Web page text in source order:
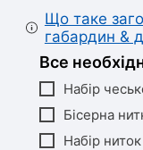
Що таке
габардин &
Все
Набір
Бісерна
Набір